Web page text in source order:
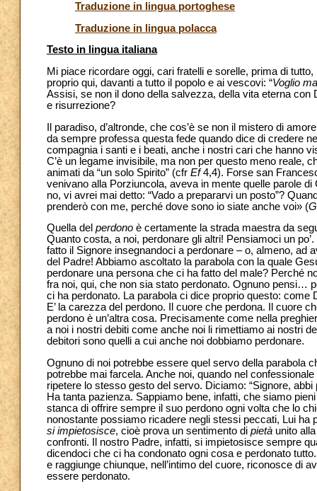
Traduzione in lingua portoghese
Traduzione in lingua polacca
Testo in lingua italiana
Mi piace ricordare oggi, cari fratelli e sorelle, prima di
proprio qui, davanti a tutto il popolo e ai vescovi: “Voglio
Assisi, se non il dono della salvezza, della vita eterna
e risurrezione?
Il paradiso, d’altronde, che cos’è se non il mistero di
da sempre professa questa fede quando dice di credere
compagnia i santi e i beati, anche i nostri cari che hanno
C’è un legame invisibile, ma non per questo meno reale,
animati da “un solo Spirito” (cfr Ef4,4). Forse san
venivano alla Porziuncola, aveva in mente quelle parole
no, vi avrei mai detto: “Vado a prepararvi un posto”?
prenderò con me, perché dove sono io siate anche voi» (
Quella del perdono è certamente la strada maestra da
Quanto costa, a noi, perdonare gli altri! Pensiamoci un
fatto il Signore insegnandoci a perdonare – o, almeno, ad
del Padre! Abbiamo ascoltato la parabola con la quale
perdonare una persona che ci ha fatto del male? Perché
fra noi, qui, che non sia stato perdonato. Ognuno pensi…
ci ha perdonato. La parabola ci dice proprio questo:
E’ la carezza del perdono. Il cuore che perdona. Il cuore
perdono è un’altra cosa. Precisamente come nella
a noi i nostri debiti come anche noi li rimettiamo ai nostri
debitori sono quelli a cui anche noi dobbiamo perdonare.
Ognuno di noi potrebbe essere quel servo della parabola
potrebbe mai farcela. Anche noi, quando nel
ripetere lo stesso gesto del servo. Diciamo: “Signore,
Ha tanta pazienza. Sappiamo bene, infatti, che siamo
stanca di offrire sempre il suo perdono ogni volta che lo
nonostante possiamo ricadere negli stessi peccati, Lui ha
si impietosisce, cioè prova un sentimento di pietà unito
confronti. Il nostro Padre, infatti, si impietosisce sempre
dicendoci che ci ha condonato ogni cosa e perdonato
e raggiunge chiunque, nell’intimo del cuore, riconosce di
essere perdonato.